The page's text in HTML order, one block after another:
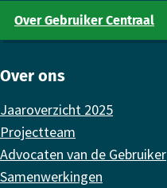
Over Gebruiker Centraal
Over ons
Jaaroverzicht 2025
Projectteam
Advocaten van de Gebruiker
Samenwerkingen